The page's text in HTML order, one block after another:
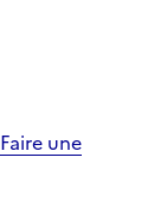
Faire une